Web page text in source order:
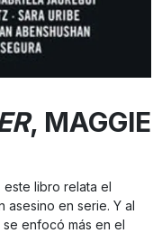
, MAGGIE
este libro relata el
asesino en serie. Y al
enfocó más en el